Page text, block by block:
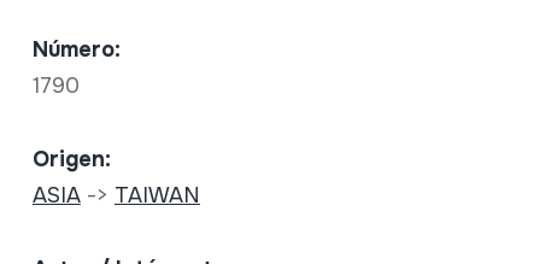
Número:
1790
Origen:
ASIA-> TAIWAN